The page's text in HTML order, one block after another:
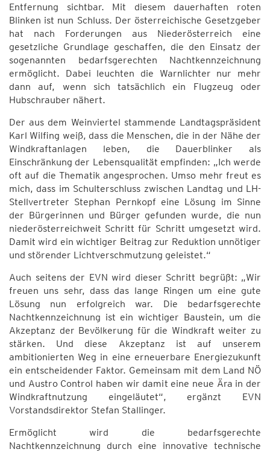
Entfernung sichtbar. Mit diesem dauerhaften roten
Blinken ist nun Schluss. Der österreichische Gesetzgeber
hat nach Forderungen aus Niederösterreich eine
gesetzliche Grundlage geschaffen, die den Einsatz der
sogenannten bedarfsgerechten Nachtkennzeichnung
ermöglicht. Dabei leuchten die Warnlichter nur mehr
dann auf, wenn sich tatsächlich ein Flugzeug oder
Hubschrauber nähert.
Der aus dem Weinviertel stammende Landtagspräsident
Karl Wilfing weiß, dass die Menschen, die in der Nähe der
Windkraftanlagen leben, die Dauerblinker als
Einschränkung der Lebensqualität empfinden: „Ich werde
oft auf die Thematik angesprochen. Umso mehr freut es
mich, dass im Schulterschluss zwischen Landtag und LH-
Stellvertreter Stephan Pernkopf eine Lösung im Sinne
der Bürgerinnen und Bürger gefunden wurde, die nun
niederösterreichweit Schritt für Schritt umgesetzt wird.
Damit wird ein wichtiger Beitrag zur Reduktion unnötiger
und störender Lichtverschmutzung geleistet.“
Auch seitens der EVN wird dieser Schritt begrüßt: „Wir
freuen uns sehr, dass das lange Ringen um eine gute
Lösung nun erfolgreich war. Die bedarfsgerechte
Nachtkennzeichnung ist ein wichtiger Baustein, um die
Akzeptanz der Bevölkerung für die Windkraft weiter zu
stärken. Und diese Akzeptanz ist auf unserem
ambitionierten Weg in eine erneuerbare Energiezukunft
ein entscheidender Faktor. Gemeinsam mit dem Land NÖ
und Austro Control haben wir damit eine neue Ära in der
Windkraftnutzung eingeläutet“, ergänzt EVN
Vorstandsdirektor Stefan Stallinger.
Ermöglicht wird die bedarfsgerechte
Nachtkennzeichnung durch eine innovative technische